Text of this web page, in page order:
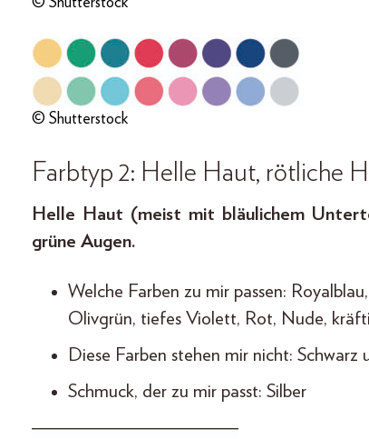
© Shutterstock
Farbtyp 2: Helle Haut, rötliche
Helle Haut (meist mit bläulichem
grüne Augen.
Welche Farben zu mir passen:
Olivgrün, tiefes Violett, Rot, Nude,
Diese Farben stehen mir nicht:
Schmuck, der zu mir passt: Silber